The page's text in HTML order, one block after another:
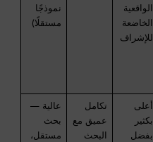
الواقعية
الخاضعة
للإشراف
نموذجًا
مستقلًا)
أعلى
بكثير
بفضل
تكامل
عميق مع
البحث
عالية —
بحث
مستقل،